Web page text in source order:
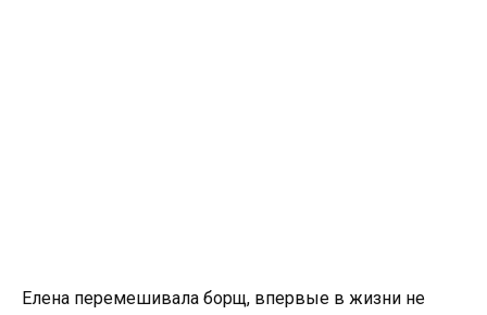
Елена перемешивала борщ, впервые в жизни не